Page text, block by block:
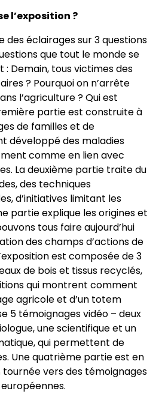
l’exposition ?
des éclairages sur 3 questions
que tout le monde se
Demain, tous victimes des
? Pourquoi on n’arrête
l’agriculture ? Qui est
partie est construite à
de familles et de
développé des maladies
comme en lien avec
La deuxième partie traite du
des techniques
d’initiatives limitant les
partie explique les origines et
tous faire aujourd’hui
des champs d’actions de
est composée de 3
de bois et tissus recyclés,
qui montrent comment
agricole et d’un totem
5 témoignages vidéo – deux
une scientifique et un
qui permettent de
Une quatrième partie est en
vers des témoignages